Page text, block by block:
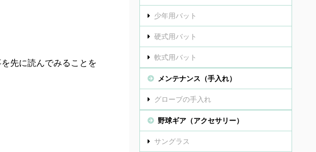
先に読んでみることを
少年用バット
硬式用バット
軟式用バット
メンテナンス（手入れ）
グローブの手入れ
野球ギア（アクセサリー）
サングラス